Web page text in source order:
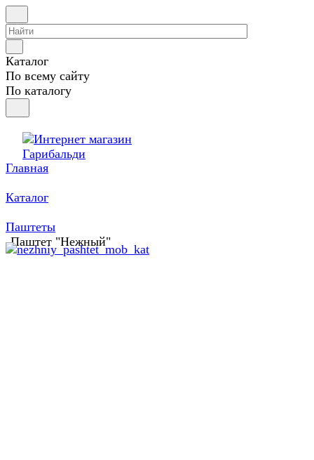
Каталог
По всему сайту
По каталогу
Главная
Каталог
Паштеты
Паштет "Нежный"